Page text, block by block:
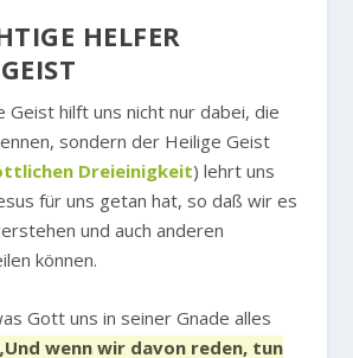
HELFER
Geist hilft uns nicht nur dabei, die
sondern der Heilige Geist
Dreieinigkeit) lehrt uns
für uns getan hat, so daß wir es
und auch anderen
können.
Gott uns in seiner Gnade alles
wenn wir davon reden, tun